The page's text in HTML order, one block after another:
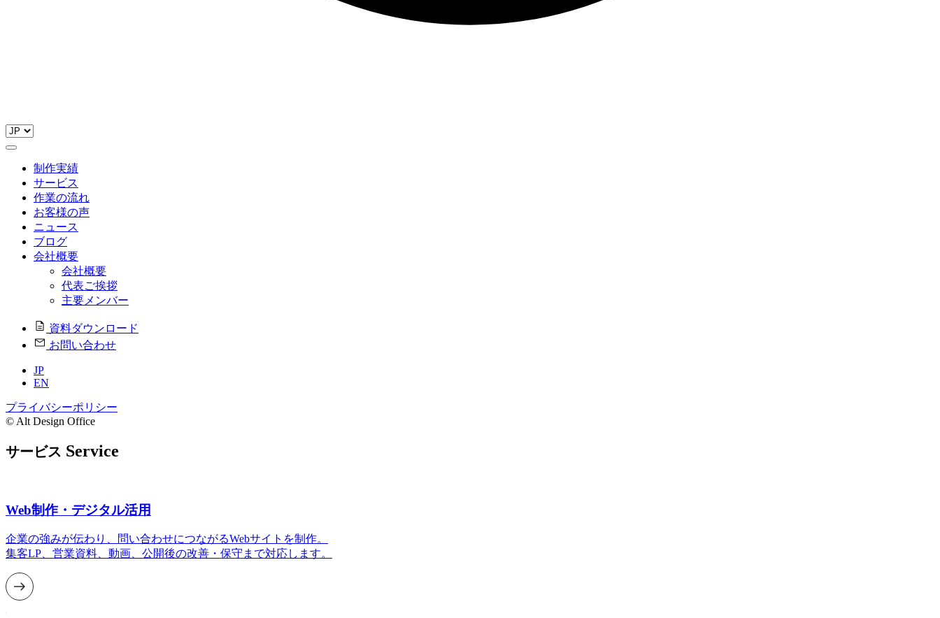
制作実績
サービス
作業の流れ
お客様の声
ニュース
ブログ
会社概要
会社概要
代表ご挨拶
主要メンバー
資料ダウンロード
お問い合わせ
JP
EN
プライバシーポリシー
© Alt Design Office
サービス Service
Web制作・デジタル活用
企業の強みが伝わり、問い合わせにつながるWebサイトを制作。
集客LP、営業資料、動画、公開後の改善・保守まで対応します。